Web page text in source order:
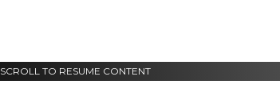
SCROLL TO RESUME CONTENT